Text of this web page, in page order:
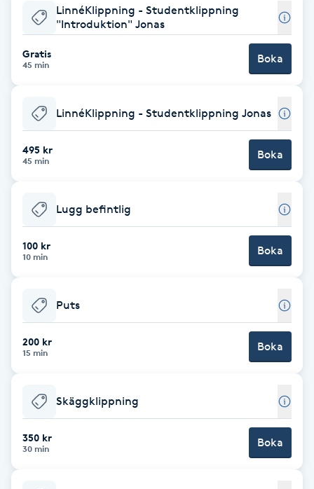
Celluliter
Color correction
Cryoterapi
Damklippning
Diamantslipning
Extensions
Extensions borttagning
LinnéKlippning - Studentklippning
"Introduktion" Jonas
Gratis
45 min Boka
LinnéKlippning - Studentklippning Jonas
495 kr
45 min Boka
Lugg befintlig
100 kr
10 min Boka
Puts
200 kr
15 min Boka
Skäggklippning
350 kr
30 min Boka